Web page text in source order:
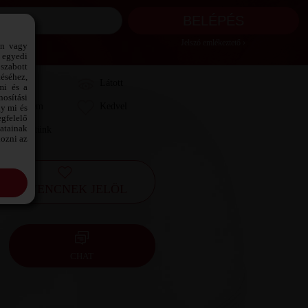
Láttam
Kedvelem
Leveleztünk
KEDVENCNEK JELÖL
vagy
és a
mi és
az